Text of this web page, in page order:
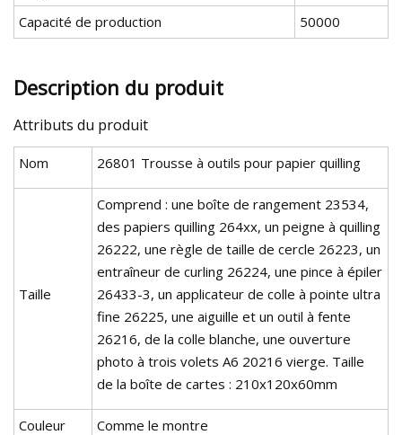
Capacité de production
50000
Description du produit
Attributs du produit
Nom 26801 Trousse à outils pour papier quilling
Taille
Comprend : une boîte de rangement 23534,
des papiers quilling 264xx, un peigne à quilling
26222, une règle de taille de cercle 26223, un
entraîneur de curling 26224, une pince à épiler
26433-3, un applicateur de colle à pointe ultra
fine 26225, une aiguille et un outil à fente
26216, de la colle blanche, une ouverture
photo à trois volets A6 20216 vierge. Taille
de la boîte de cartes : 210x120x60mm
Couleur Comme le montre